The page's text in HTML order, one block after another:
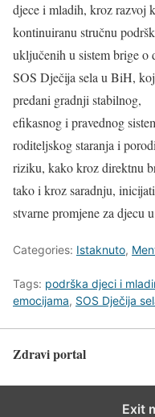
djece i mladih, kroz razvoj
kontinuiranu stručnu
uključenih u sistem brige o
SOS Dječija sela u BiH,
predani gradnji stabilnog,
efikasnog i pravednog
roditeljskog staranja i
riziku, kako kroz direktnu
tako i kroz saradnju,
stvarne promjene za djecu
Categories: Istaknuto,
Tags: podrška djeci i
emocijama, SOS Dječija
Zdravi portal
Exit